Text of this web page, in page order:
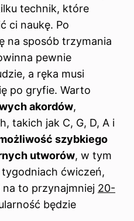
technik, które
ci naukę. Po
na sposób trzymania
pewnie
a ręka musi
po gryfie. Warto
akordów,
takich jak C, G, D, A i
szybkiego
utworów, w tym
tygodniach ćwiczeń,
to przynajmniej 20-
będzie